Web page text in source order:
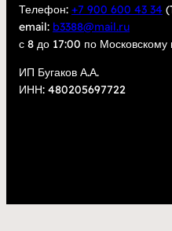
Телефон: +7 900 600 43 34
email: b3388@mail.ru
с 8 до 17:00 по Московскому
ИП Бугаков А.А.
ИНН: 480205697722